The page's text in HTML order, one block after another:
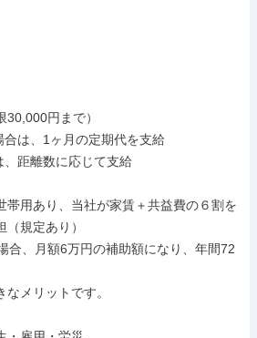
円まで）
は、1ヶ月の定期代を支給
距離数に応じて支給
用あり、当社が家賃＋共益費の６割を
規定あり）
合、月額6万円の補助額になり、年間72
メリットです。